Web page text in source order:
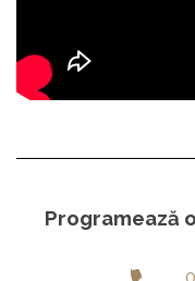
Programează